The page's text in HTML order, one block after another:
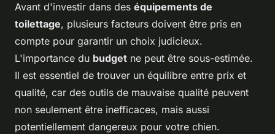
Avant d'investir dans des équipements de
toilettage, plusieurs facteurs doivent être pris en
compte pour garantir un choix judicieux.
L'importance du budget ne peut être sous-estimée.
Il est essentiel de trouver un équilibre entre prix et
qualité, car des outils de mauvaise qualité peuvent
non seulement être inefficaces, mais aussi
potentiellement dangereux pour votre chien.